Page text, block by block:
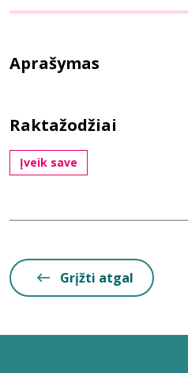
Aprašymas
Raktažodžiai
Įveik save
Grįžti atgal